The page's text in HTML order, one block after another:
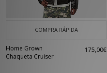
COMPRA RÁPIDA
Home Grown
Chaqueta Cruiser
175,00€